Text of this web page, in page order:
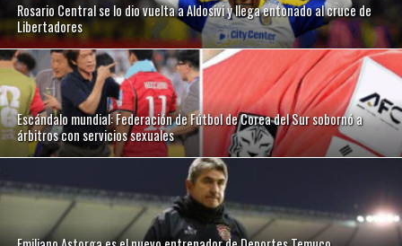
Rosario Central se lo dio vuelta a Aldosivi y llega entonado al cruce de
Libertadores
Escándalo mundial: Federación de Fútbol de Corea del Sur sobornó a
árbitros con servicios sexuales